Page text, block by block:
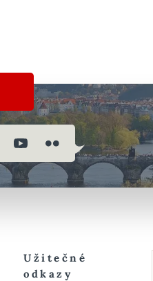
Užitečné
odkazy